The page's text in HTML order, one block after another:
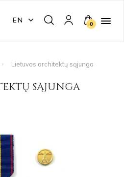
EN 0
Lietuvos architektų sąjunga
SĄJUNGA